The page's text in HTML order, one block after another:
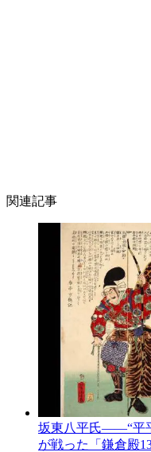
関連記事
坂東八平氏――“平
が戦った「鎌倉殿13